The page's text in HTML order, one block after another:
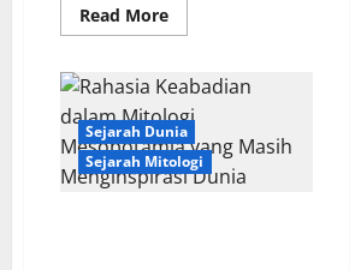
Read MoreRead
more
Dewa
dalam
Mitologi
Toraja:
Kepercayaan
Kuno
yang
Sejarah Dunia
Sejarah Mitologi